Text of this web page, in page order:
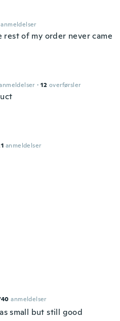
anmeldelser
of my order never came
· 12 overførsler
anmeldelser
anmeldelser
small but still good